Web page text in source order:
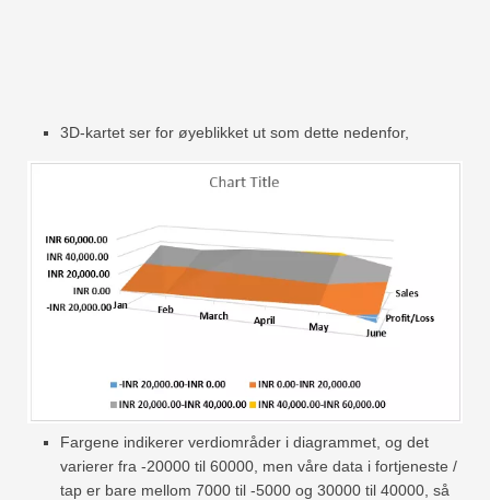
3D-kartet ser for øyeblikket ut som dette nedenfor,
Fargene indikerer verdiområder i diagrammet, og det
varierer fra -20000 til 60000, men våre data i fortjeneste /
tap er bare mellom 7000 til -5000 og 30000 til 40000, så